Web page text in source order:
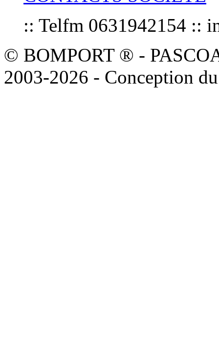
:: Telfm 0631942154 ::
© BOMPORT ® -
2003-2026 - Conception